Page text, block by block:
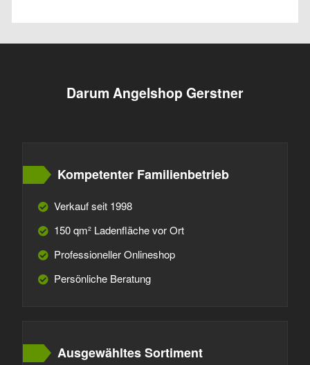
Darum Angelshop Gerstner
Kompetenter Familienbetrieb
Verkauf seit 1998
150 qm² Ladenfläche vor Ort
Professioneller Onlineshop
Persönliche Beratung
Ausgewähltes Sortiment